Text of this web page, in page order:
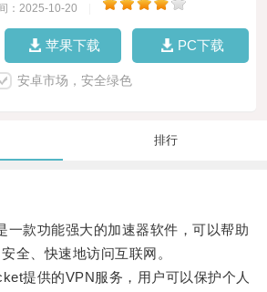
：2025-10-20
苹果下载 PC下载
安卓市场，安全绿色
排行
款功能强大的加速器软件，可以帮助
全、快速地访问互联网。
提供的VPN服务，用户可以保护个人